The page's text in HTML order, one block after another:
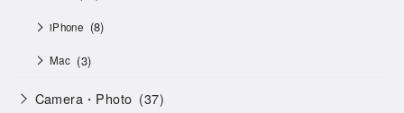
iPhone (8)
Mac (3)
Camera・Photo (37)